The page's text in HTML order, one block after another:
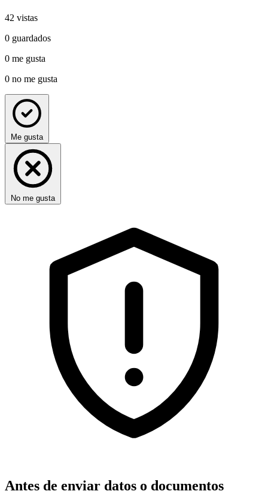
42 vistas
0 guardados
0 me gusta
0 no me gusta
Me gusta
No me gusta
Antes de enviar datos o documentos